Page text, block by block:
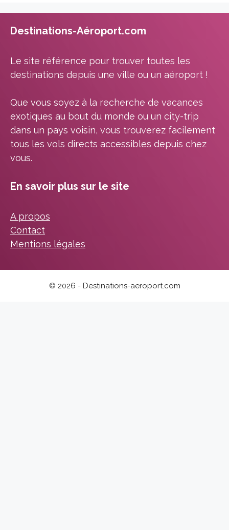
Destinations-Aéroport.com
Le site référence pour trouver toutes les
destinations depuis une ville ou un aéroport !
Que vous soyez à la recherche de vacances
exotiques au bout du monde ou un city-trip
dans un pays voisin, vous trouverez facilement
tous les vols directs accessibles depuis chez
vous.
En savoir plus sur le site
A propos
Contact
Mentions légales
© 2026 - Destinations-aeroport.com